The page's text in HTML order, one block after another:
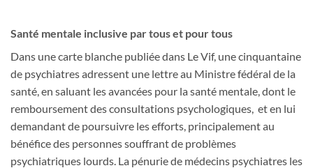
Santé mentale inclusive par tous et pour tous
Dans une carte blanche publiée dans Le Vif, une cinquantaine
de psychiatres adressent une lettre au Ministre fédéral de la
santé, en saluant les avancées pour la santé mentale, dont le
remboursement des consultations psychologiques, et en lui
demandant de poursuivre les efforts, principalement au
bénéfice des personnes souffrant de problèmes
psychiatriques lourds. La pénurie de médecins psychiatres les